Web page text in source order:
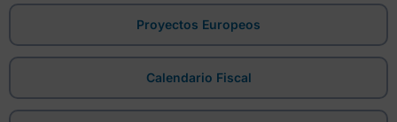
Proyectos Europeos
Calendario Fiscal